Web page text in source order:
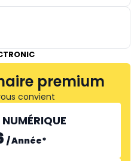
premium
convient
/Année*